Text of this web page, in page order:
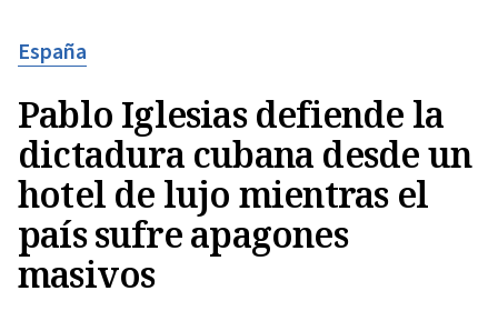
España
Pablo Iglesias defiende la
dictadura cubana desde un
hotel de lujo mientras el
país sufre apagones
masivos